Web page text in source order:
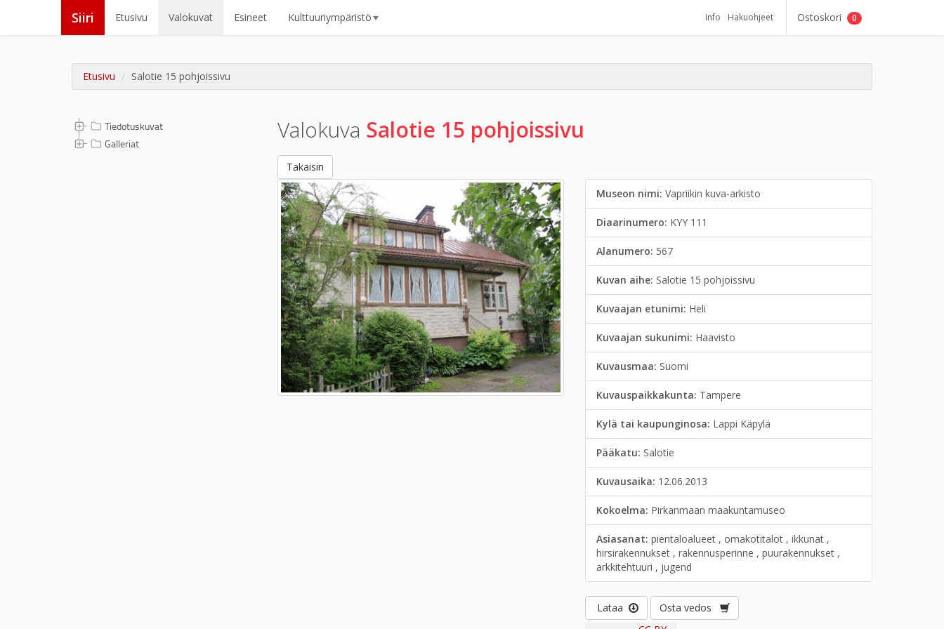
Siiri Etusivu Valokuvat Esineet Kulttuuriympäristö Info Hakuohjeet Ostoskori 0
Etusivu Salotie 15 pohjoissivu
Tiedotuskuvat
Galleriat
Valokuva Salotie 15 pohjoissivu
Takaisin
Museon nimi:Vapriikin kuva-arkisto
Diaarinumero: KYY 111
Alanumero: 567
Kuvan aihe: Salotie 15 pohjoissivu
Kuvaajan etunimi: Heli
Kuvaajan sukunimi: Haavisto
Kuvausmaa: Suomi
Kuvauspaikkakunta: Tampere
Kylä tai kaupunginosa: Lappi Käpylä
Pääkatu: Salotie
Kuvausaika: 12.06.2013
Kokoelma: Pirkanmaan maakuntamuseo
Asiasanat:pientaloalueet , omakotitalot , ikkunat ,
hirsirakennukset , rakennusperinne , puurakennukset ,
arkkitehtuuri , jugend
Lataa
Osta vedos